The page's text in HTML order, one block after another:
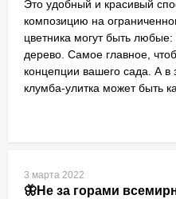
Это удобный и красивый
композицию на
цветника могут быть любые:
дерево. Самое главное,
концепции вашего сада. А в
клумба-улитка может быть
3 марта 2022
🦋Не за горами